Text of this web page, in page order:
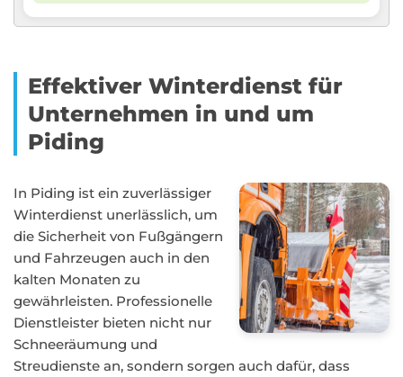
Effektiver Winterdienst für
Unternehmen in und um
Piding
In Piding ist ein zuverlässiger
Winterdienst unerlässlich, um
die Sicherheit von Fußgängern
und Fahrzeugen auch in den
kalten Monaten zu
gewährleisten. Professionelle
Dienstleister bieten nicht nur
Schneeräumung und
Streudienste an, sondern sorgen auch dafür, dass